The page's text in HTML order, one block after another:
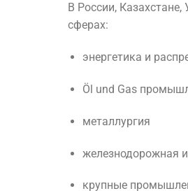
В России, Казахстане,
сферах:
энергетика и
Öl und Gas
металлургия
железнодорожная
крупные